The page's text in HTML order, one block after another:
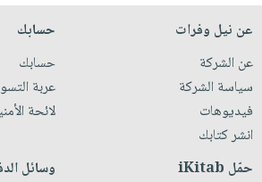
عن نيل وفرات
عن الشركة
سياسة الشركة
فيديوهات
انشر كتابك
حسابك
حسابك
عربة
لائحة
حمّل iKitab وسائل